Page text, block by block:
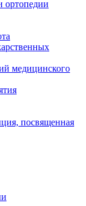
ортопедии
медицинского
посвященная